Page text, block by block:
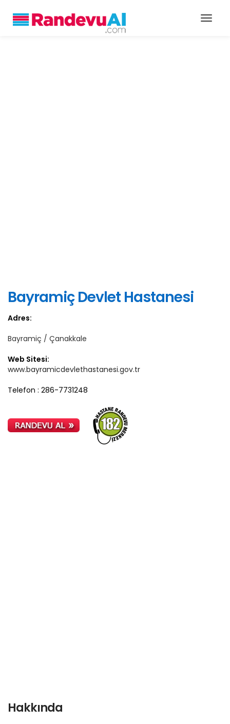
Bayramiç Devlet Hastanesi
Adres:
Bayramiç / Çanakkale
Web Sitesi:
www.bayramicdevlethastanesi.gov.tr
Telefon : 286-7731248
Hakkında